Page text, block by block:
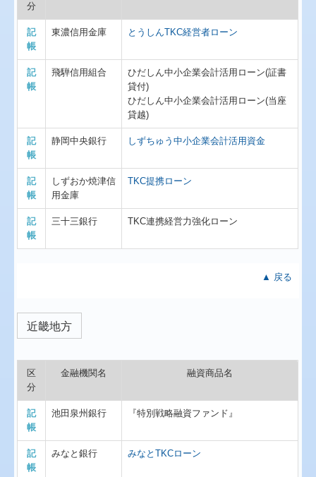
分
記
帳
東濃信用金庫 とうしんTKC経営者ローン
記
帳
飛騨信用組合
ひだしん中小企業会計活用ローン(証書
貸付)
ひだしん中小企業会計活用ローン(当座
貸越)
記
帳
静岡中央銀行 しずちゅう中小企業会計活用資金
記
帳
しずおか焼津信
用金庫
TKC提携ローン
記
帳
三十三銀行 TKC連携経営力強化ローン
▲ 戻る
近畿地方
区
分
金融機関名 融資商品名
記
帳
池田泉州銀行 『特別戦略融資ファンド』
記
帳
みなと銀行 みなとTKCローン